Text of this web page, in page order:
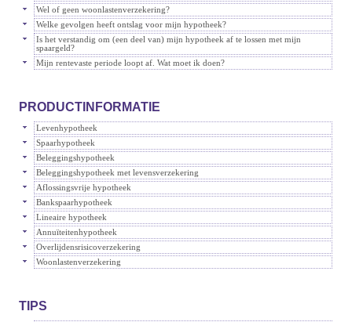
Wel of geen woonlastenverzekering?
Welke gevolgen heeft ontslag voor mijn hypotheek?
Is het verstandig om (een deel van) mijn hypotheek af te lossen met mijn
spaargeld?
Mijn rentevaste periode loopt af. Wat moet ik doen?
PRODUCTINFORMATIE
Levenhypotheek
Spaarhypotheek
Beleggingshypotheek
Beleggingshypotheek met levensverzekering
Aflossingsvrije hypotheek
Bankspaarhypotheek
Lineaire hypotheek
Annuïteitenhypotheek
Overlijdensrisicoverzekering
Woonlastenverzekering
TIPS